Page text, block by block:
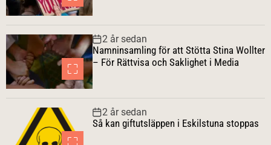
2 år sedan
Namninsamling för att Stötta Stina Wollter
– För Rättvisa och Saklighet i Media
2 år sedan
Så kan giftutsläppen i Eskilstuna stoppas